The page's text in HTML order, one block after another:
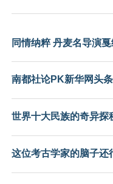
同情纳粹 丹麦名导演
南都社论PK新华网头条
世界十大民族的奇异探
这位考古学家的脑子还